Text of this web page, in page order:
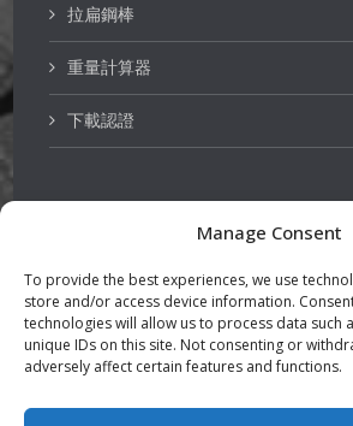
Manage Consent
To provide the best experiences, we use
store and/or access device information.
technologies will allow us to process data such
unique IDs on this site. Not consenting or
adversely affect certain features and functions.
拉扁鋼棒
重量計算器
下載認證
泵軸品質鋼棒
調質鋼